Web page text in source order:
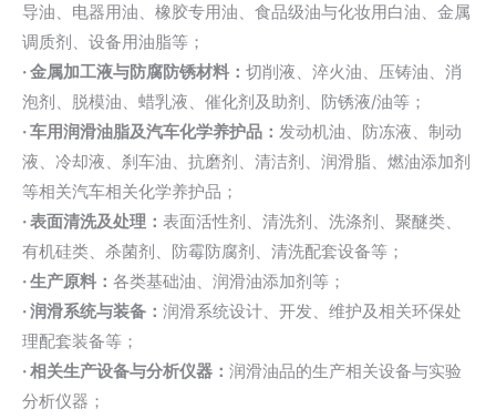
导油、电器用油、橡胶专用油、食品级油与化妆用白油、金属
调质剂、设备用油脂等；
· 金属加工液与防腐防锈材料： 切削液、淬火油、压铸油、消
泡剂、脱模油、蜡乳液、催化剂及助剂、防锈液/油等；
· 车用润滑油脂及汽车化学养护品： 发动机油、防冻液、制动
液、冷却液、刹车油、抗磨剂、清洁剂、润滑脂、燃油添加剂
等相关汽车相关化学养护品；
· 表面清洗及处理： 表面活性剂、清洗剂、洗涤剂、聚醚类、
有机硅类、杀菌剂、防霉防腐剂、清洗配套设备等；
· 生产原料： 各类基础油、润滑油添加剂等；
· 润滑系统与装备： 润滑系统设计、开发、维护及相关环保处
理配套装备等；
· 相关生产设备与分析仪器： 润滑油品的生产相关设备与实验
分析仪器；